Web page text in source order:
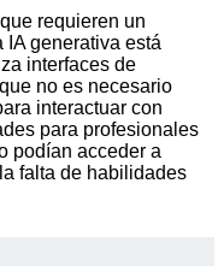
requieren un
generativa está
interfaces de
no es necesario
interactuar con
para profesionales
podían acceder a
falta de habilidades